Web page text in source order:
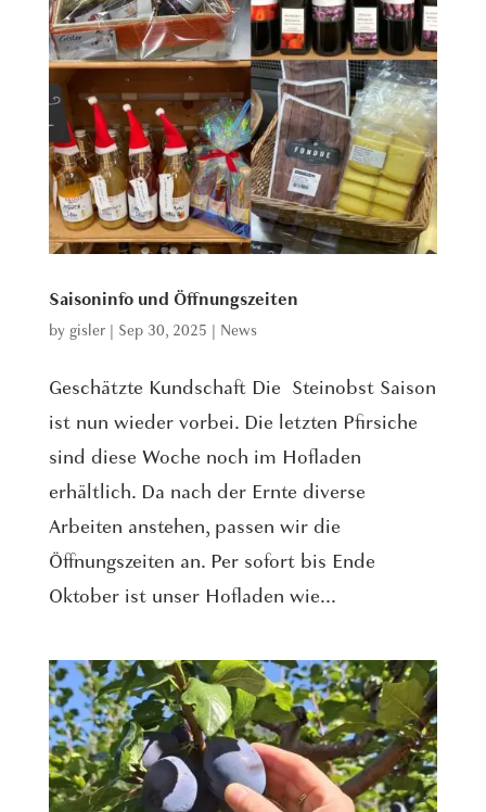
Saisoninfo und Öffnungszeiten
by gisler| Sep 30, 2025 | News
Geschätzte Kundschaft Die Steinobst Saison
ist nun wieder vorbei. Die letzten Pfirsiche
sind diese Woche noch im Hofladen
erhältlich. Da nach der Ernte diverse
Arbeiten anstehen, passen wir die
Öffnungszeiten an. Per sofort bis Ende
Oktober ist unser Hofladen wie...